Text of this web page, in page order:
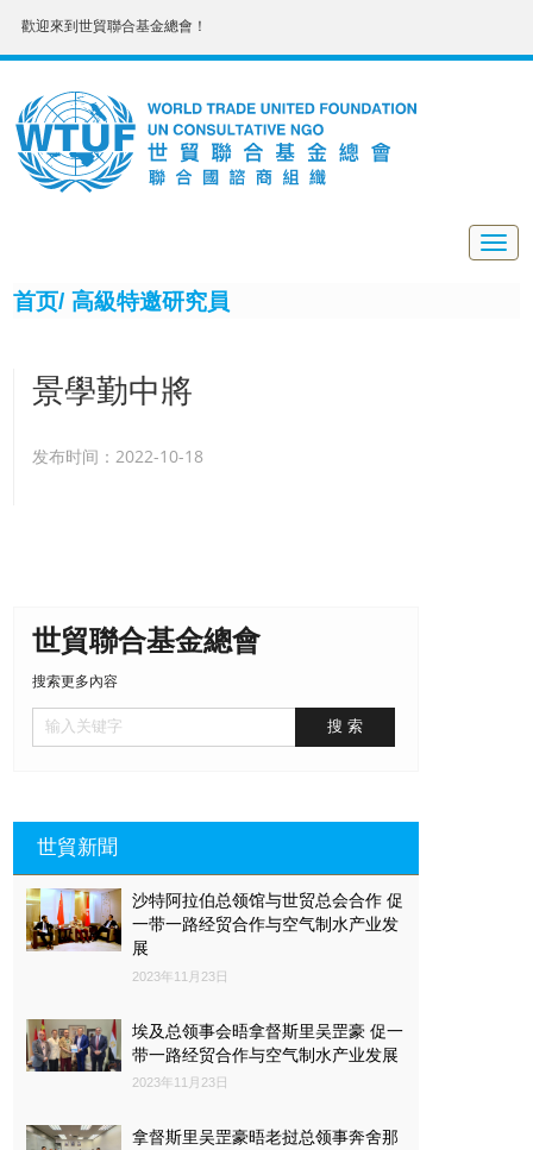
歡迎來到世貿聯合基金總會！
首页/ 高級特邀研究員
景學勤中將
发布时间：2022-10-18
世貿聯合基金總會
搜索更多內容
世貿新聞
沙特阿拉伯总领馆与世贸总会合作 促
一带一路经贸合作与空气制水产业发
展
2023年11月23日
埃及总领事会晤拿督斯里吴罡豪 促一
带一路经贸合作与空气制水产业发展
2023年11月23日
拿督斯里吴罡豪晤老挝总领事奔舍那